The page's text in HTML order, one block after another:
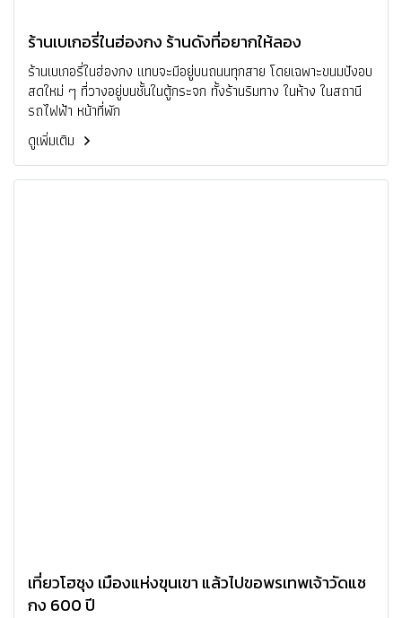
ร้านเบเกอรี่ในฮ่องกง ร้านดังที่อยากให้ลอง
ร้านเบเกอรี่ในฮ่องกง แทบจะมีอยู่บนถนนทุกสาย โดยเฉพาะขนมปังอบ
สดใหม่ ๆ ที่วางอยู่บนชั้นในตู้กระจก ทั้งร้านริมทาง ในห้าง ในสถานี
รถไฟฟ้า หน้าที่พัก
ดูเพิ่มเติม
เที่ยวโฮชุง เมืองแห่งขุนเขา แล้วไปขอพรเทพเจ้าวัดแช
กง 600 ปี